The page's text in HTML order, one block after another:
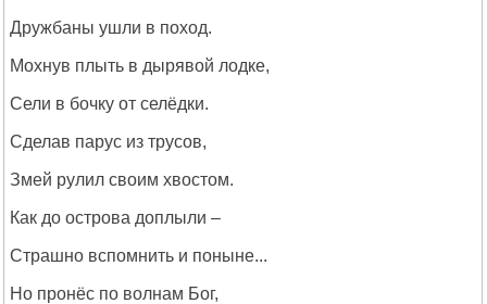
Дружбаны ушли в поход.
Мохнув плыть в дырявой лодке,
Сели в бочку от селёдки.
Сделав парус из трусов,
Змей рулил своим хвостом.
Как до острова доплыли –
Страшно вспомнить и поныне...
Но пронёс по волнам Бог,